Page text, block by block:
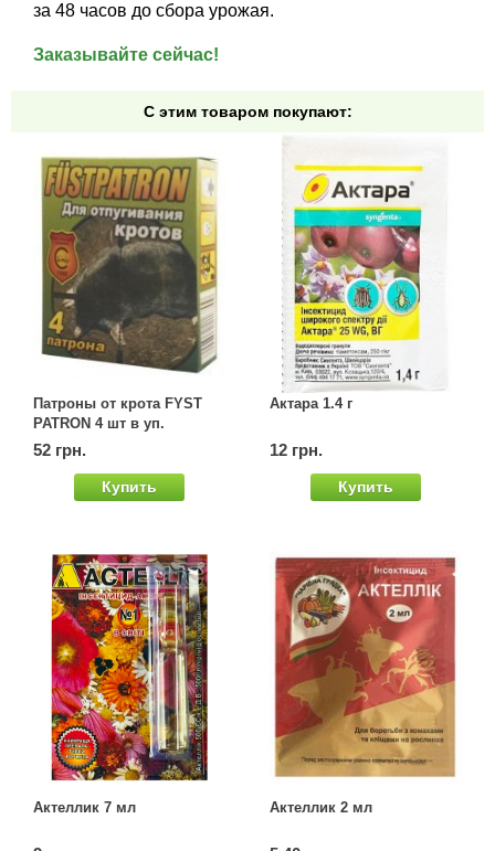
за 48 часов до сбора урожая.
Заказывайте сейчас!
С этим товаром покупают:
Патроны от крота FYST
PATRON 4 шт в уп.
52 грн.
Купить
Актара 1.4 г
12 грн.
Купить
Актеллик 7 мл Актеллик 2 мл